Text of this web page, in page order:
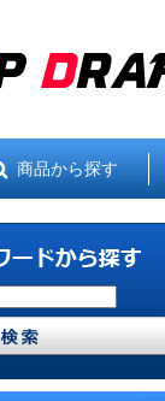
商品から探す